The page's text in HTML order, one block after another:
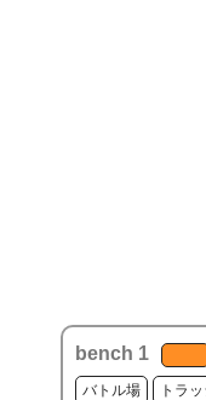
bench 1
バトル場 トラ